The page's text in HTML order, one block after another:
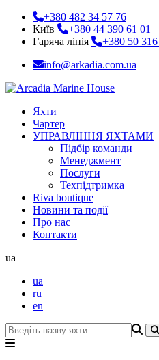
+380 482 34 57 76
Київ
+380 44 390 61 01
Гаряча лінія
+380 50
info@arkadia.com.ua
Яхти
Чартер
УПРАВЛІННЯ ЯХТАМИ
Підбір команди
Менеджмент
Послуги
Техпідтримка
Riva boutique
Новини та події
Про нас
Контакти
ua
ua
ru
en